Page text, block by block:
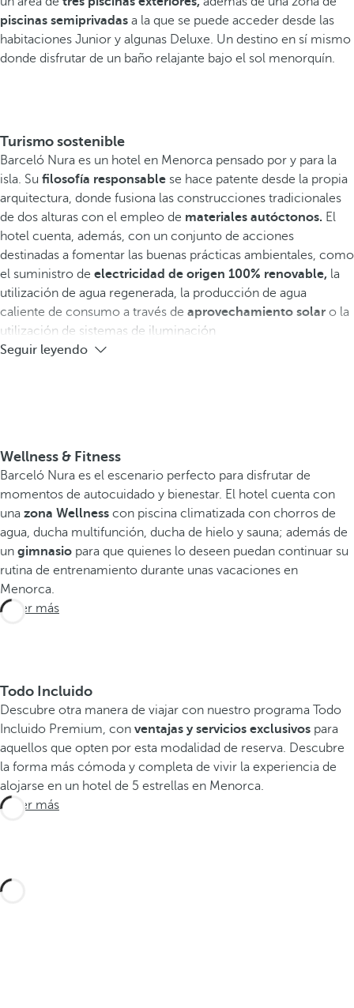
piscinas semiprivadas a la que se puede acceder desde las
habitaciones Junior y algunas Deluxe. Un destino en sí mismo
donde disfrutar de un baño relajante bajo el sol menorquín.
Turismo sostenible
Barceló Nura es un hotel en Menorca pensado por y para la
isla. Su filosofía responsable se hace patente desde la propia
arquitectura, donde fusiona las construcciones tradicionales
de dos alturas con el empleo de materiales autóctonos. El
hotel cuenta, además, con un conjunto de acciones
destinadas a fomentar las buenas prácticas ambientales, como
el suministro de electricidad de origen 100% renovable, la
utilización de agua regenerada, la producción de agua
caliente de consumo a través de aprovechamiento solar o la
utilización de sistemas de iluminación
Seguir leyendo
Wellness & Fitness
Barceló Nura es el escenario perfecto para disfrutar de
momentos de autocuidado y bienestar. El hotel cuenta con
una zona Wellness con piscina climatizada con chorros de
agua, ducha multifunción, ducha de hielo y sauna; además de
un gimnasio para que quienes lo deseen puedan continuar su
rutina de entrenamiento durante unas vacaciones en
Menorca.
Saber más
Todo Incluido
Descubre otra manera de viajar con nuestro programa Todo
Incluido Premium, con ventajas y servicios exclusivos para
aquellos que opten por esta modalidad de reserva. Descubre
la forma más cómoda y completa de vivir la experiencia de
alojarse en un hotel de 5 estrellas en Menorca.
Saber más